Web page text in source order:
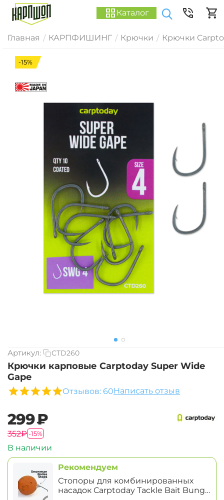
Каталог
Главная / КАРПФИШИНГ / Крючки / Крючки
-15%
Артикул: CTD260
Крючки карповые Carptoday Super Wide
Gape
Отзывов: 60Написать отзыв
‍299‍₽
‍352‍₽-15%
В наличии
Рекомендуем
Стопоры для комбинированных
насадок Carptoday Tackle Bait Bung